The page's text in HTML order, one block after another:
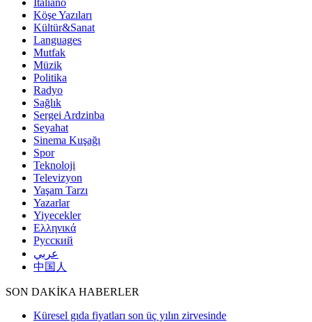
Italiano
Köşe Yazıları
Kültür&Sanat
Languages
Mutfak
Müzik
Politika
Radyo
Sağlık
Sergei Ardzinba
Seyahat
Sinema Kuşağı
Spor
Teknoloji
Televizyon
Yaşam Tarzı
Yazarlar
Yiyecekler
Ελληνικά
Русский
عربي
中国人
SON DAKİKA HABERLER
Küresel gıda fiyatları son üç yılın zirvesinde